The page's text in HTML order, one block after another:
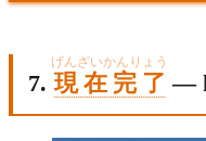
7. 現在完了
げんざいかんりょう
—